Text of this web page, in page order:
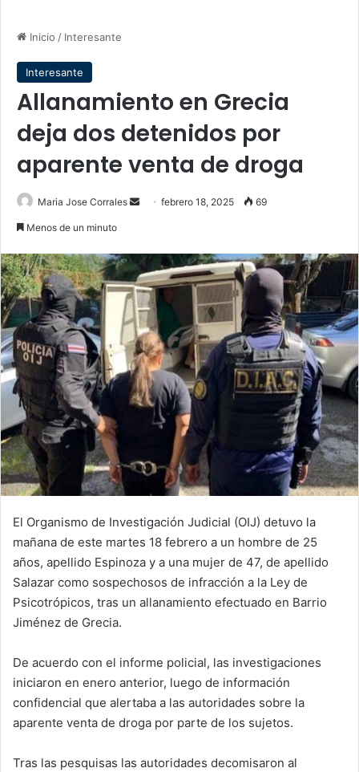
Inicio / Interesante
Interesante
Allanamiento en Grecia
deja dos detenidos por
aparente venta de droga
Maria Jose Corrales
Sendfebrero 18, 2025 69
Menos de un minuto
El Organismo de Investigación Judicial (OIJ) detuvo la
mañana de este martes 18 febrero a un hombre de 25
años, apellido Espinoza y a una mujer de 47, de apellido
Salazar como sospechosos de infracción a la Ley de
Psicotrópicos, tras un allanamiento efectuado en Barrio
Jiménez de Grecia.
De acuerdo con el informe policial, las investigaciones
iniciaron en enero anterior, luego de información
confidencial que alertaba a las autoridades sobre la
aparente venta de droga por parte de los sujetos.
Tras las pesquisas las autoridades decomisaron al